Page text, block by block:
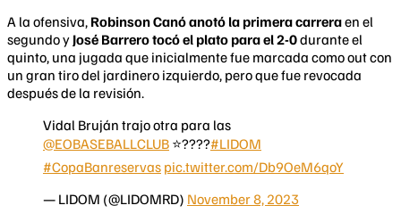
A la ofensiva, Robinson Canó anotó la primera carreraen el
segundo y José Barrero tocó el plato para el 2-0durante el
quinto, una jugada que inicialmente fue marcada como out con
un gran tiro del jardinero izquierdo, pero que fue revocada
después de la revisión.
Vidal Bruján trajo otra para las
@EOBASEBALLCLUB ⭐️????#LIDOM
#CopaBanreservas pic.twitter.com/Db9OeM6qoY
— LIDOM (@LIDOMRD) November 8, 2023